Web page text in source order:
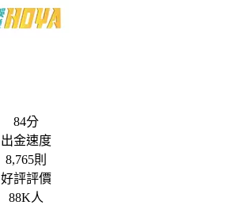
84分
出金速度
8,765則
好評評價
88K人